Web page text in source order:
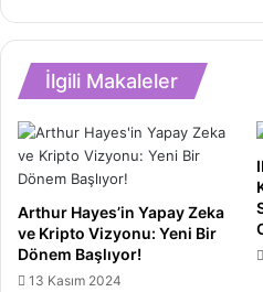
Inu'da
Boğa
Koşusu
Yakın
Analist
Açıkladı!
İlgili Makaleler
Arthur Hayes’in Yapay Zeka
ve Kripto Vizyonu: Yeni Bir
Dönem Başlıyor!
13 Kasım 2024